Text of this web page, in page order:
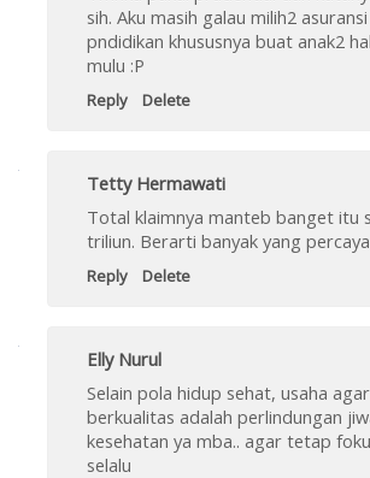
sih. Aku masih galau milih2
pndidikan khususnya buat anak2
mulu :P
Reply Delete
Tetty Hermawati
Total klaimnya manteb banget itu
triliun. Berarti banyak yang
Reply Delete
Elly Nurul
Selain pola hidup sehat, usaha
berkualitas adalah perlindungan
kesehatan ya mba.. agar tetap
selalu